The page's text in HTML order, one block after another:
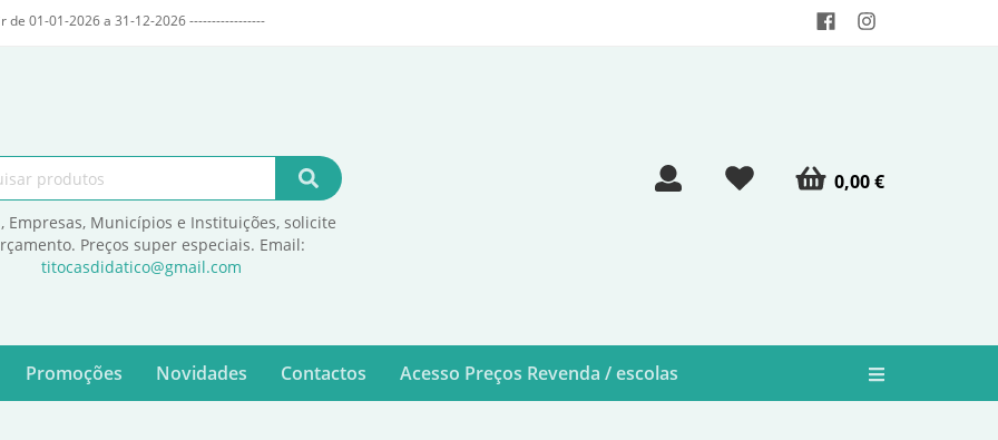
01-01-2026 a 31-12-2026 -----------------
Empresas, Municípios e Instituições, solicite
Preços super especiais. Email:
titocasdidatico@gmail.com
0,00 €
Promoções Novidades Contactos Acesso Preços Revenda / escolas